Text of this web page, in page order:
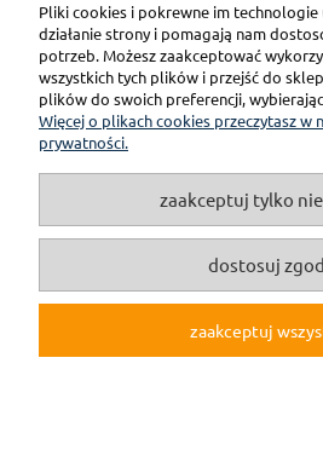
pokaż pełną
(c)2019 Internetowy Sklep
Sklep internetowy
Pliki cookies i pokrewne im
działanie strony i pomagają nam
potrzeb. Możesz zaakceptować
wszystkich tych plików i przejść do
plików do swoich preferencji,
Więcej o plikach cookies przeczytasz w
prywatności.
zaakceptuj tylko
dostosuj
zaakceptuj